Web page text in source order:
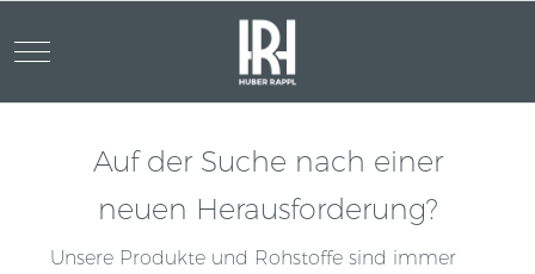
Mobile Menu Toggle
Auf der Suche nach einer
neuen Herausforderung?
Unsere Produkte und Rohstoffe sind immer